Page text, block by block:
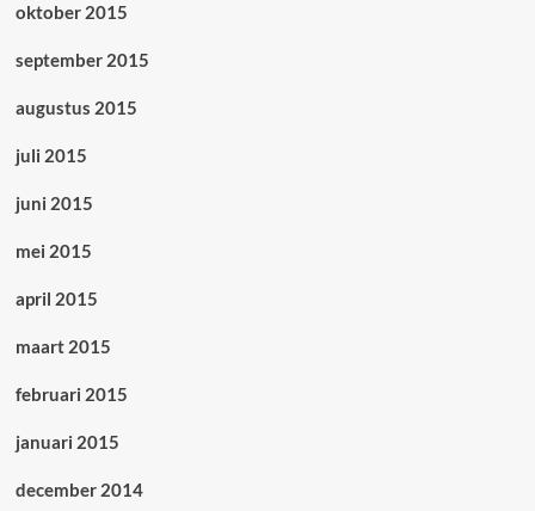
oktober 2015
september 2015
augustus 2015
juli 2015
juni 2015
mei 2015
april 2015
maart 2015
februari 2015
januari 2015
december 2014